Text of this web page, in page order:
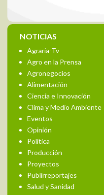
NOTICIAS
Agraria-Tv
Agro en la Prensa
Agronegocios
Alimentación
Ciencia e Innovación
Clima y Medio Ambiente
Eventos
Opinión
Política
Producción
Proyectos
Publirreportajes
Salud y Sanidad